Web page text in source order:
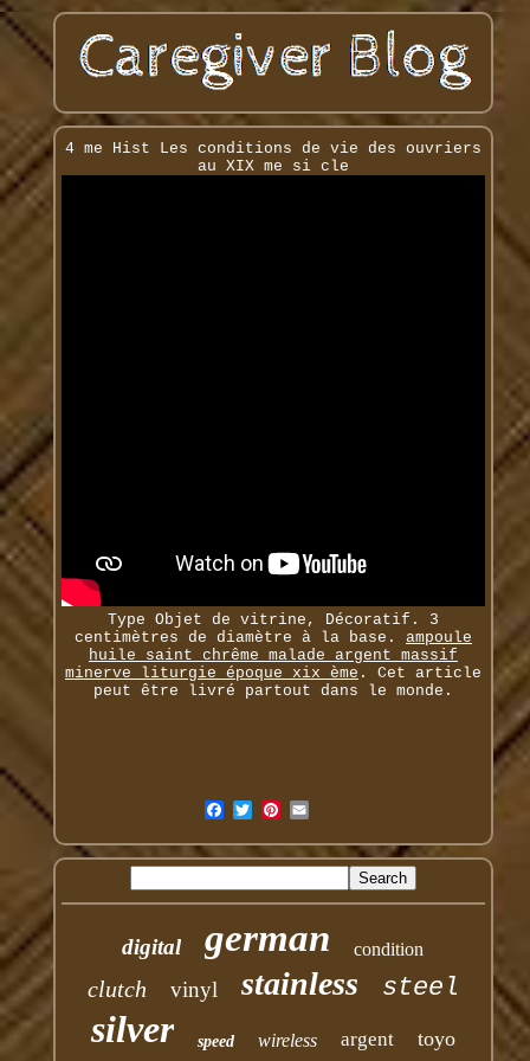
4 me Hist Les conditions de vie des ouvriers
au XIX me si cle
Type Objet de vitrine, Décoratif. 3
centimètres de diamètre à la base. ampoule
huile saint chrême malade argent massif
minerve liturgie époque xix ème . Cet article
peut être livré partout dans le monde.
digital german condition
clutch vinyl stainless steel
silver speed wireless argent toyo